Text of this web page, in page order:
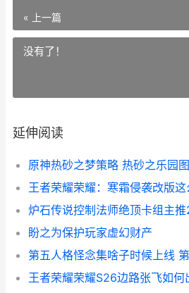
« 上一篇
没有了！
延伸阅读
原神热砂之梦策略 热砂之乐园图
盼之为保护玩家虚幻财产